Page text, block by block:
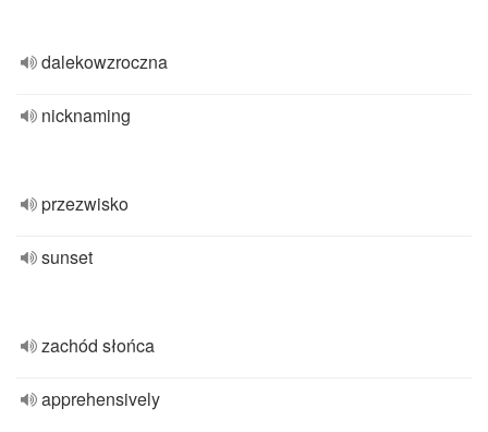
dalekowzroczna
nicknaming
przezwisko
sunset
zachód słońca
apprehensively